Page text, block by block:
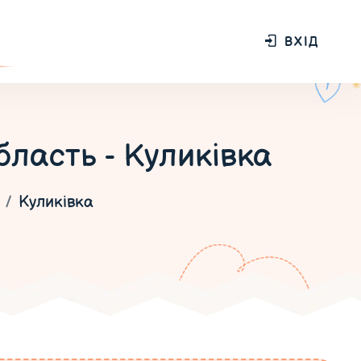
ВХІД
- Куликівка
Куликівка